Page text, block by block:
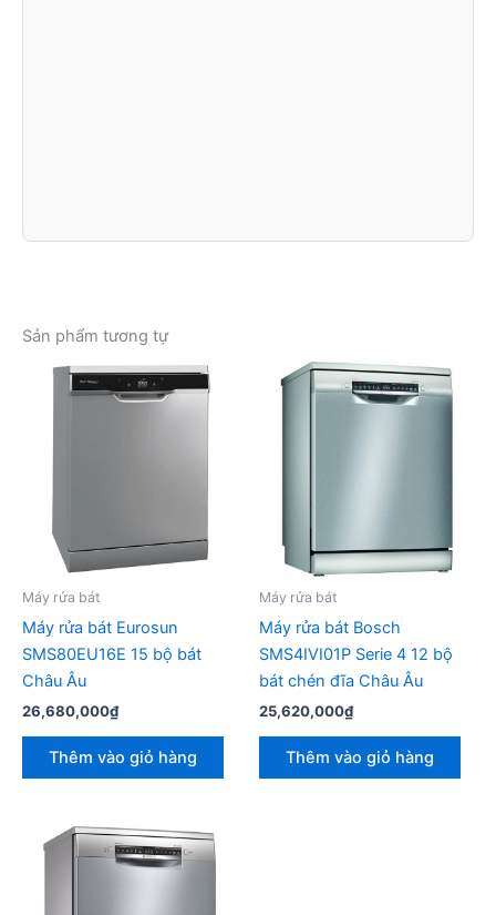
Sản phẩm tương tự
Máy rửa bát
Máy rửa bát Eurosun
SMS80EU16E 15 bộ bát
Châu Âu
26,680,000₫
Thêm vào giỏ hàng
Máy rửa bát
Máy rửa bát Bosch
SMS4IVI01P Serie 4 12 bộ
bát chén đĩa Châu Âu
25,620,000₫
Thêm vào giỏ hàng